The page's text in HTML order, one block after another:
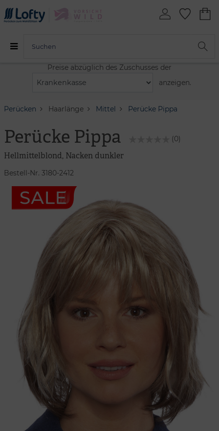
Preise abzüglich des Zuschusses der
anzeigen.
Perücken Haarlänge Mittel Perücke Pippa
Perücke Pippa (0)
Hellmittelblond, Nacken dunkler
Bestell-Nr. 3180-2412